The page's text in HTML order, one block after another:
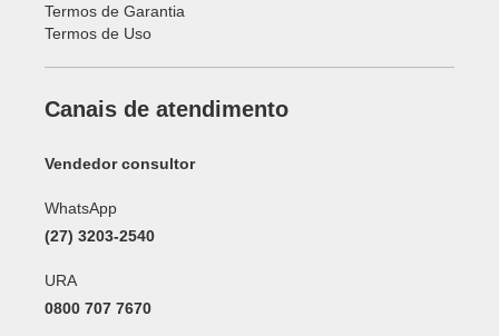
Termos de Garantia
Termos de Uso
Canais de atendimento
Vendedor consultor
WhatsApp
(27) 3203-2540
URA
0800 707 7670